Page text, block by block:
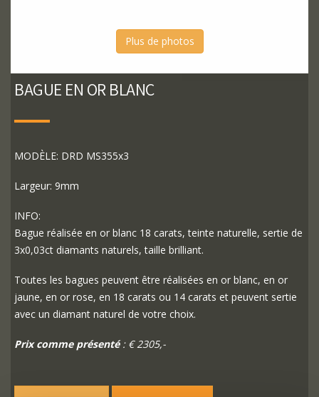
Plus de photos
BAGUE EN OR BLANC
MODÈLE: DRD MS355x3
Largeur: 9mm
INFO:
Bague réalisée en or blanc 18 carats, teinte naturelle, sertie de
3x0,03ct diamants naturels, taille brilliant.
Toutes les bagues peuvent être réalisées en or blanc, en or
jaune, en or rose, en 18 carats ou 14 carats et peuvent sertie
avec un diamant naturel de votre choix.
Prix comme présenté: € 2305,-